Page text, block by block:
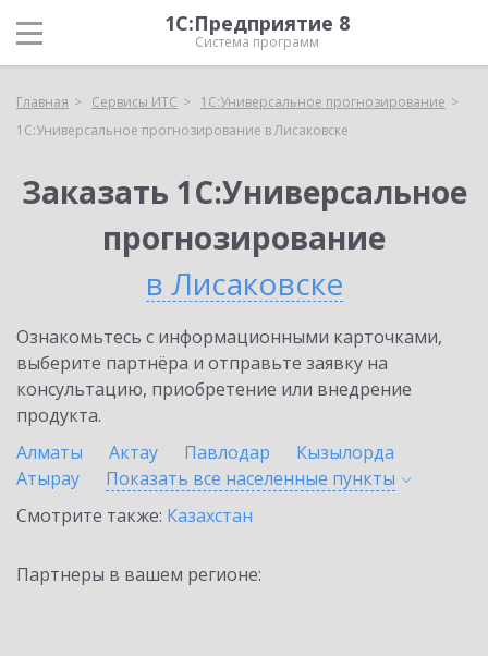
1С:Предприятие 8
Система программ
Главная Сервисы ИТС
1С:Универсальное прогнозирование
1С:Универсальное прогнозирование в Лисаковске
Заказать 1С:Универсальное
прогнозирование
в Лисаковске
Ознакомьтесь с информационными карточками,
выберите партнёра и отправьте заявку на
консультацию, приобретение или внедрение
продукта.
Алматы
Актау Павлодар
Кызылорда
Атырау
Показать все населенные пункты
Смотрите также: Казахстан
Партнеры в вашем регионе: